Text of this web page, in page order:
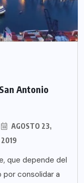
Antonio
AGOSTO 23,
2019
que depende del
por consolidar a